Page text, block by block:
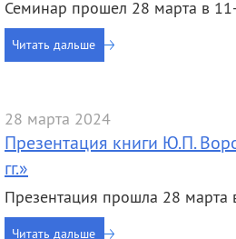
Семинар прошел 28 марта в
Читать дальше
28 марта 2024
Презентация книги Ю.П.
гг.»
Презентация прошла 28 марта
Читать дальше